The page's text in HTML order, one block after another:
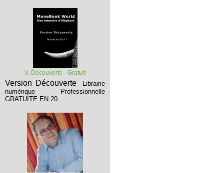
V. Découverte - Gratuit
Version Découverte
Librairie
numérique Professionnelle
GRATUITE EN 20...